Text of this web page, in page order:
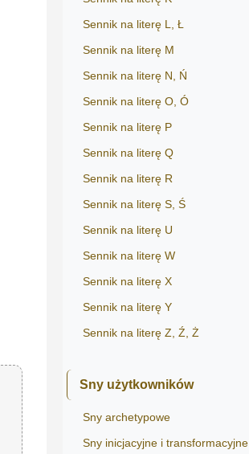
Sennik na literę L, Ł
Sennik na literę M
Sennik na literę N, Ń
Sennik na literę O, Ó
Sennik na literę P
Sennik na literę Q
Sennik na literę R
Sennik na literę S, Ś
Sennik na literę U
Sennik na literę W
Sennik na literę X
Sennik na literę Y
Sennik na literę Z, Ź, Ż
Sny użytkowników
Sny archetypowe
Sny inicjacyjne i transformacyjne